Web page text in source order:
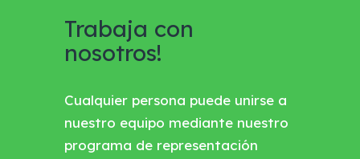
Trabaja con
nosotros!
Cualquier persona puede unirse a
nuestro equipo mediante nuestro
programa de representación